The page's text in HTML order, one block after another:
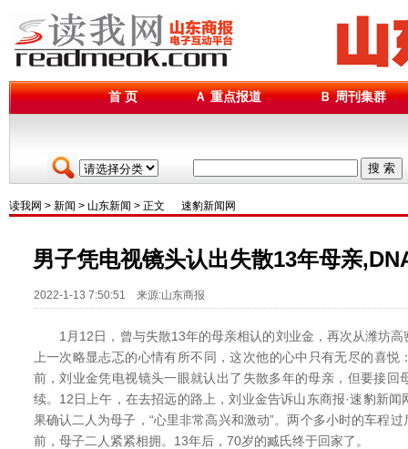
首 页 Ａ 重点报道 Ｂ 周刊集群
搜 索
读我网 > 新闻 > 山东新闻 > 正文 速豹新闻网
男子凭电视镜头认出失散13年母亲
2022-1-13 7:50:51 来源:山东商报
1月12日，曾与失散13年的母亲相认的刘业金，再次从潍坊高
上一次略显忐忑的心情有所不同，这次他的心中只有无尽的喜
前，刘业金凭电视镜头一眼就认出了失散多年的母亲，但要接回
续。12日上午，在去招远的路上，刘业金告诉山东商报·速豹新
果确认二人为母子，“心里非常高兴和激动”。两个多小时的车程
前，母子二人紧紧相拥。13年后，70岁的臧氏终于回家了。